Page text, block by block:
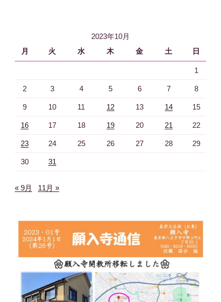
2023年10月
月
火 水 木 金 土 日
1
2 3 4 5 6 7 8
9 10 11 12 13 14 15
16 17 18 19 20 21 22
23 24 25 26 27 28 29
30 31
« 9月 11月 »